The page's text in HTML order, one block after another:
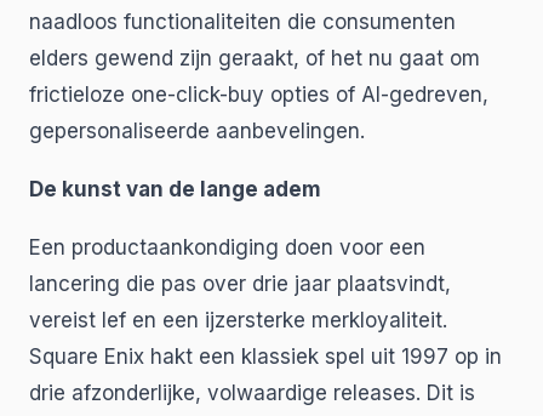
naadloos functionaliteiten die consumenten
elders gewend zijn geraakt, of het nu gaat om
frictieloze one-click-buy opties of AI-gedreven,
gepersonaliseerde aanbevelingen.
De kunst van de lange adem
Een productaankondiging doen voor een
lancering die pas over drie jaar plaatsvindt,
vereist lef en een ijzersterke merkloyaliteit.
Square Enix hakt een klassiek spel uit 1997 op in
drie afzonderlijke, volwaardige releases. Dit is